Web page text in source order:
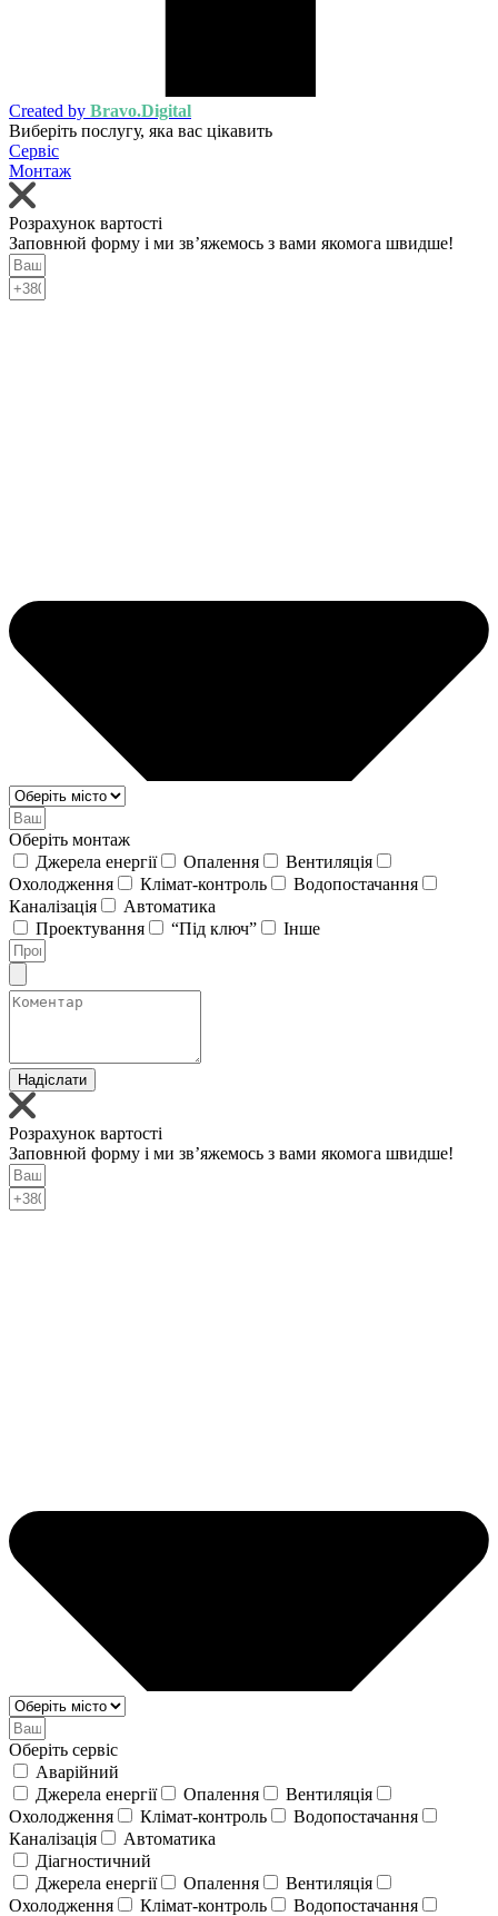
Created by Bravo.Digital
Виберіть послугу, яка вас цікавить
Сервіс
Монтаж
Розрахунок вартості
Заповнюй форму і ми зв’яжемось з вами якомога швидше!
Оберіть монтаж
Джерела енергії
Опалення
Вентиляція
Охолодження
Клімат-контроль
Водопостачання
Каналізація
Автоматика
Проектування
“Під ключ” Інше
Надіслати
Розрахунок вартості
Заповнюй форму і ми зв’яжемось з вами якомога швидше!
Оберіть сервіс
Аварійний
Джерела енергії
Опалення
Вентиляція
Охолодження
Клімат-контроль
Водопостачання
Каналізація
Автоматика
Діагностичний
Джерела енергії
Опалення
Вентиляція
Охолодження
Клімат-контроль Водопостачання